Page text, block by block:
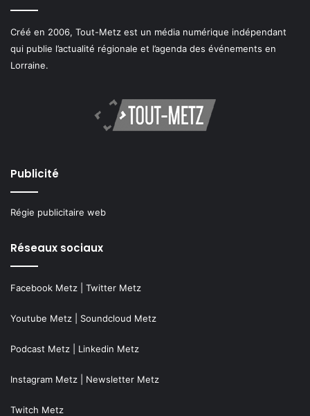
Créé en 2006, Tout-Metz est un média numérique indépendant
qui publie l’actualité régionale et l’agenda des événements en
Lorraine.
Publicité
Régie publicitaire web
Réseaux sociaux
Facebook Metz Twitter Metz
Youtube Metz Soundcloud Metz
Podcast Metz Linkedin Metz
Instagram Metz Newsletter Metz
Twitch Metz